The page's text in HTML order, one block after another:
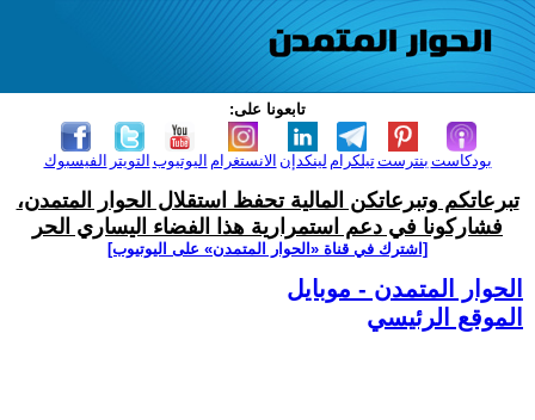
تابعونا على:
الفيسبوك التويتر اليوتيوب الانستغرام لينكدإن تيلكرامبنترست بودكاست
تبرعاتكم وتبرعاتكن المالية تحفظ استقلال الحوار المتمدن،
فشاركونا في دعم استمرارية هذا الفضاء اليساري الحر
[اشترك في قناة ‫«الحوار المتمدن» على اليوتيوب]
الحوار المتمدن - موبايل
الموقع الرئيسي